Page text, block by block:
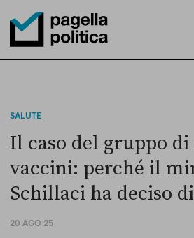
Pagella Politica Logo
SALUTE
Il caso del gruppo
vaccini: perché il
Schillaci ha deciso
20 AGO 25